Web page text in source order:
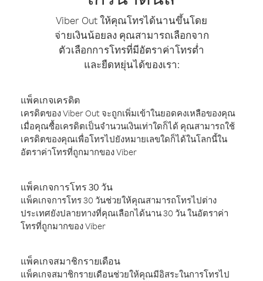
Viber Out ให้คุณโทรได้นานขึ้นโดย
จ่ายเงินน้อยลง คุณสามารถเลือกจาก
ตัวเลือกการโทรที่มีอัตราค่าโทรต่ำ
และยืดหยุ่นได้ของเรา:
แพ็คเกจเครดิต
เครดิตของ Viber Out จะถูกเพิ่มเข้าในยอดคงเหลือของคุณ
เมื่อคุณซื้อเครดิตเป็นจำนวนเงินเท่าใดก็ได้ คุณสามารถใช้
เครดิตของคุณเพื่อโทรไปยังหมายเลขใดก็ได้ในโลกนี้ใน
อัตราค่าโทรที่ถูกมากของ Viber
แพ็คเกจการโทร 30 วัน
แพ็คเกจการโทร 30 วันช่วยให้คุณสามารถโทรไปต่าง
ประเทศยังปลายทางที่คุณเลือกได้นาน 30 วัน ในอัตราค่า
โทรที่ถูกมากของ Viber
แพ็คเกจสมาชิกรายเดือน
แพ็คเกจสมาชิกรายเดือนช่วยให้คุณมีอิสระในการโทรไป